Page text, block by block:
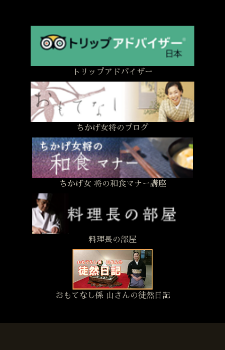
トリップアドバイザー
ちかげ女将のブログ
ちかげ女 将の和食マナー講座
料理長の部屋
おもてなし係 山さんの徒然日記